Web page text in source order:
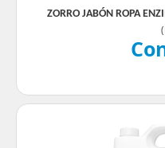
ZORRO JABÓN ROPA
(